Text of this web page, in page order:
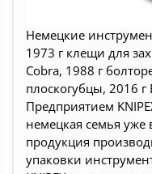
Немецкие
1973 г клещи для
Cobra, 1988 г
плоскогубцы, 2016
Предприятием
немецкая семья уже
продукция
упаковки